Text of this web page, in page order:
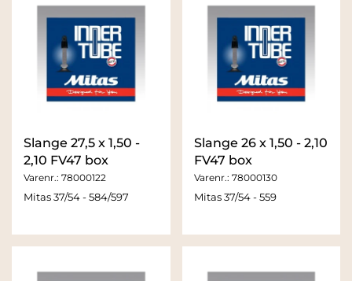
Slange 27,5 x 1,50 -
2,10 FV47 box
Varenr.: 78000122
Mitas 37/54 - 584/597
Slange 26 x 1,50 - 2,10
FV47 box
Varenr.: 78000130
Mitas 37/54 - 559